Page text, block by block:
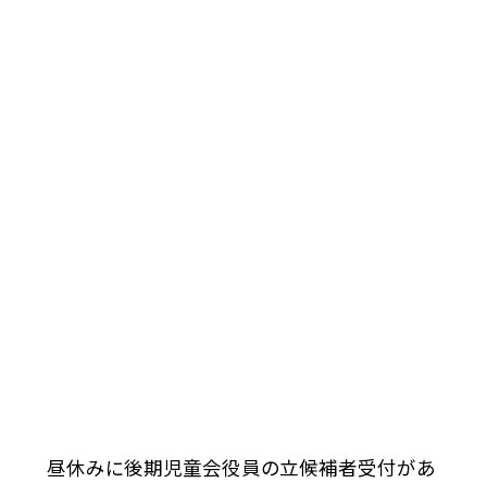
昼休みに後期児童会役員の立候補者受付があ